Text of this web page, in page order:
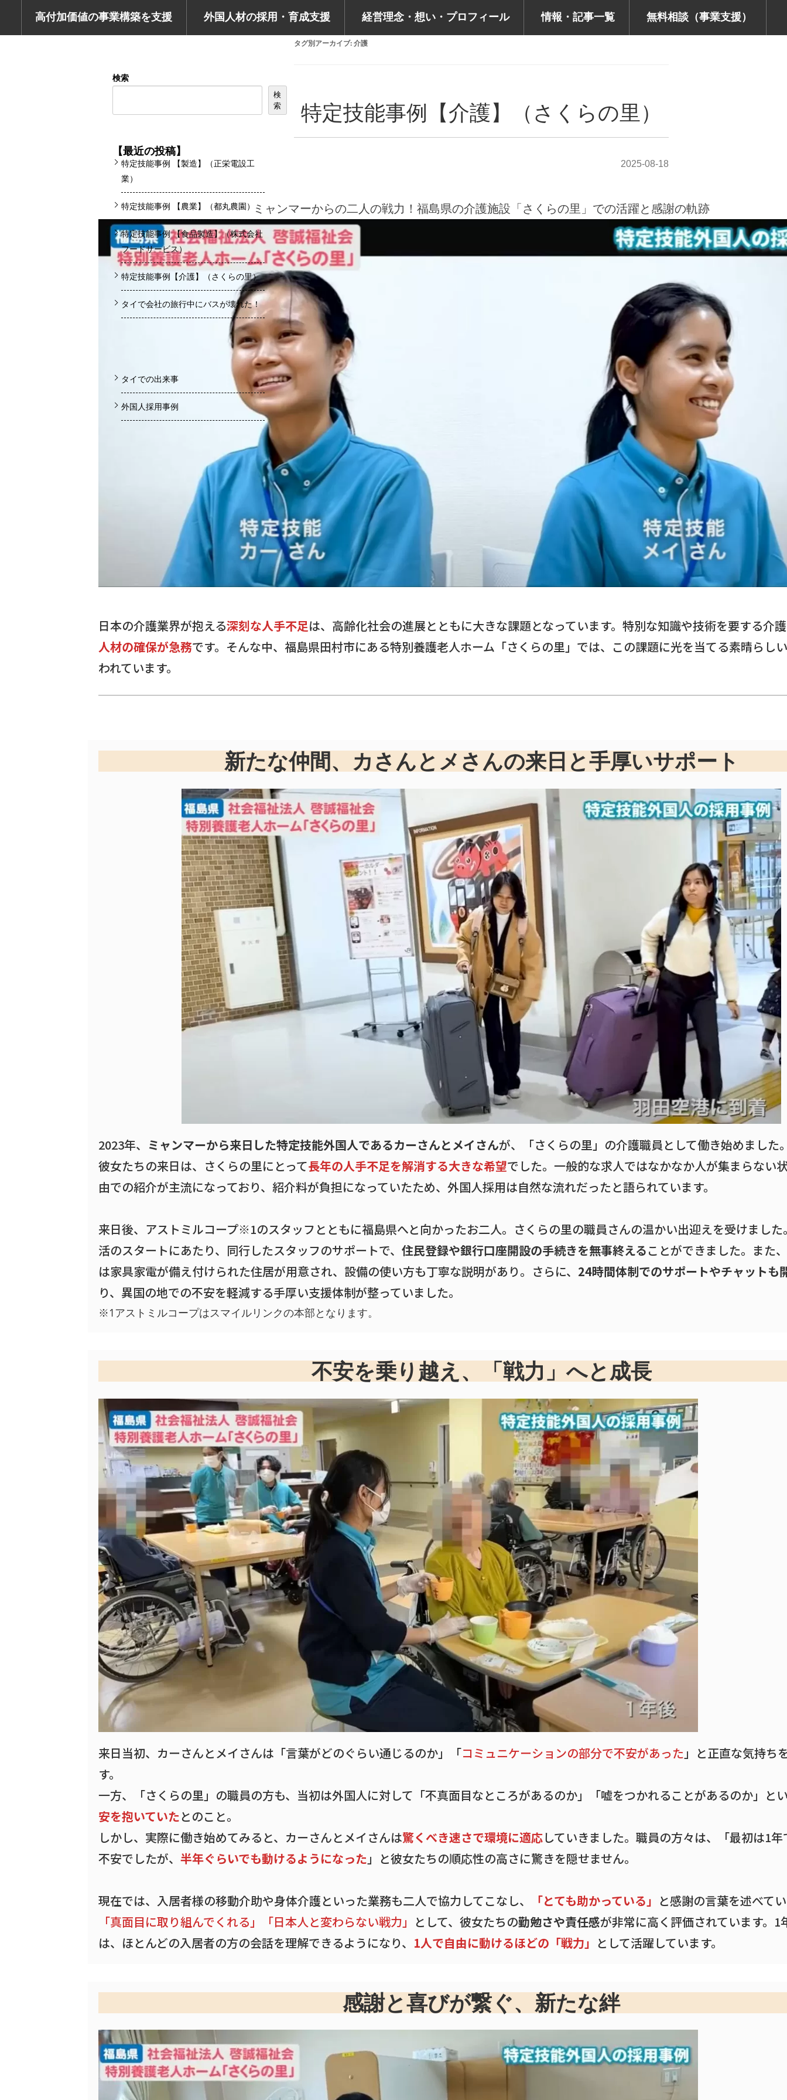
高付加価値の事業構築を支援 外国人材の採用・育成支援 経営理念・想い・プロフィール 情報・記事一覧 無料相談（事業支援）
タグ別アーカイブ:介護
特定技能事例【介護】（さくらの里）
2025-08-18
ミャンマーからの二人の戦力！福島県の介護施設「さくらの里」での活躍と感謝の軌跡
日本の介護業界が抱える深刻な人手不足は、高齢化社会の進展とともに大きな課題となっています。特別な知識や技術を要する介
人材の確保が急務です。そんな中、福島県田村市にある特別養護老人ホーム「さくらの里」では、この課題に光を当てる素晴らし
われています。
新たな仲間、カさんとメさんの来日と手厚いサポート
2023年、 ミャンマーから来日した特定技能外国人であるカーさんとメイさんが、「さくらの里」の介護職員として働き始めました
彼女たちの来日は、さくらの里にとって長年の人手不足を解消する大きな希望でした。一般的な求人ではなかなか人が集まらない
由での紹介が主流になっており、紹介料が負担になっていたため、外国人採用は自然な流れだったと語られています。
来日後、アストミルコープ※1のスタッフとともに福島県へと向かったお二人。さくらの里の職員さんの温かい出迎えを受けまし
活のスタートにあたり、同行したスタッフのサポートで、 住民登録や銀行口座開設の手続きを無事終えることができました。また
は家具家電が備え付けられた住居が用意され、設備の使い方も丁寧な説明があり。さらに、 24時間体制でのサポートやチャットも
り、異国の地での不安を軽減する手厚い支援体制が整っていました。
※1アストミルコープはスマイルリンクの本部となります。
不安を乗り越え、「戦力」へと成長
来日当初、カーさんとメイさんは「言葉がどのぐらい通じるのか」「コミュニケーションの部分で不安があった 」と正直な気持ち
す。
一方、「さくらの里」の職員の方も、当初は外国人に対して「不真面目なところがあるのか」「嘘をつかれることがあるのか」と
安を抱いていたとのこと。
しかし、実際に働き始めてみると、カーさんとメイさんは驚くべき速さで環境に適応していきました。職員の方々は、「最初は1
不安でしたが、 半年ぐらいでも動けるようになった 」と彼女たちの順応性の高さに驚きを隠せません。
現在では、入居者様の移動介助や身体介護といった業務も二人で協力してこなし、 「とても助かっている」 と感謝の言葉を述べて
「真面目に取り組んでくれる」「日本人と変わらない戦力」 として、彼女たちの勤勉さや責任感が非常に高く評価されています。1
は、ほとんどの入居者の方の会話を理解できるようになり、 1人で自由に動けるほどの「戦力」 として活躍しています。
感謝と喜びが繋ぐ、新たな絆
検索
検
索
【最近の投稿】
特定技能事例 【製造】（正栄電設工
業）
特定技能事例 【農業】（都丸農園）
特定技能事例 【食品製造】（株式会社
フードサービス）
特定技能事例【介護】（さくらの里）
タイで会社の旅行中にバスが壊れた！
タイでの出来事
外国人採用事例
スマイルリンクでは無料で相談をお受け
しております
ご不明点やご質問などお気軽にご連絡く
ださい。